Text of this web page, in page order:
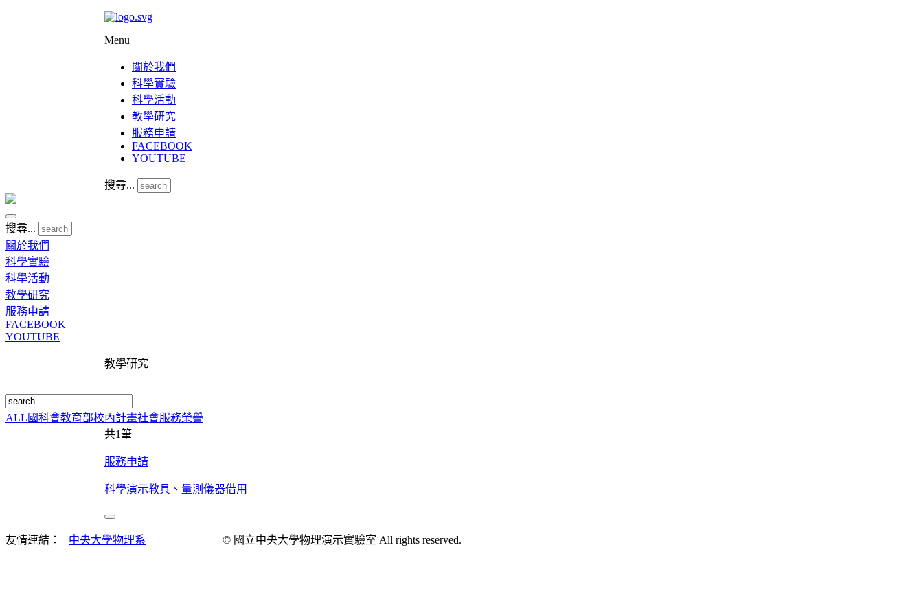
Menu
關於我們
科學實驗
科學活動
教學研究
服務申請
FACEBOOK
YOUTUBE
搜尋...
搜尋...
關於我們
科學實驗
科學活動
教學研究
服務申請
FACEBOOK
YOUTUBE
教學研究
ALL 國科會教育部校內計畫社會服務榮譽
共1筆
服務申請 |
科學演示教具、量測儀器借用
友情連結： 中央大學物理系 © 國立中央大學物理演示實驗室 All rights reserved.